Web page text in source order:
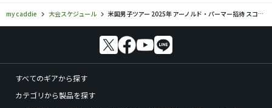
my caddie 大会スケジュール 米国男子ツアー 2025年 アーノルド・パーマー招待 スコア速報 結果 リーダーボード
すべてのギアから探す
カテゴリから製品を探す